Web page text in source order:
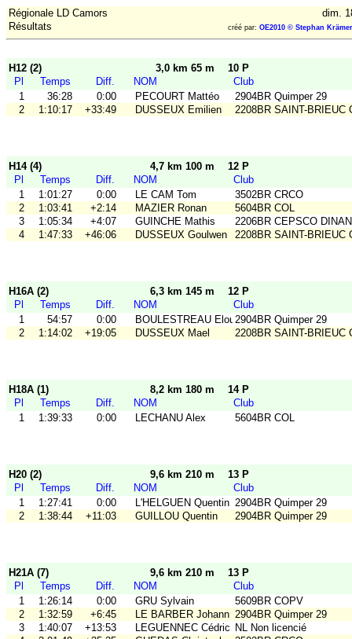
Régionale LD Camors
dim.
Résultats
créé par: OE2010 © Stephan
H12 (2) 3,0 km 65 m
10 P
Pl
Temps Diff. NOM
Club
1
36:28 0:00 PECOURT Mattéo
2904BR Quimper 29
2
1:10:17 +33:49 DUSSEUX Emilien 2208BR SAINT-BRIEUC
H14 (4) 4,7 km 100 m
12 P
Pl
Temps Diff. NOM
Club
1
1:01:27 0:00 LE CAM Tom
3502BR CRCO
2
1:03:41 +2:14 MAZIER Ronan
5604BR COL
3
1:05:34 +4:07 GUINCHE Mathis
2206BR CEPSCO DINAN
4
1:47:33 +46:06 DUSSEUX Goulwen 2208BR SAINT-BRIEUC
H16A (2) 6,3 km 145 m
12 P
Pl
Temps Diff. NOM
Club
1
54:57 0:00 BOULESTREAU Elouan2904BR Quimper 29
2
1:14:02 +19:05 DUSSEUX Mael 2208BR SAINT-BRIEUC
H18A (1) 8,2 km 180 m
14 P
Pl
Temps Diff. NOM
Club
1
1:39:33 0:00 LECHANU Alex 5604BR COL
H20 (2) 9,6 km 210 m
13 P
Pl
Temps Diff. NOM
Club
1
1:27:41 0:00 L'HELGUEN Quentin 2904BR Quimper 29
2
1:38:44 +11:03 GUILLOU Quentin 2904BR Quimper 29
H21A (7) 9,6 km 210 m
13 P
Pl
Temps Diff. NOM
Club
1
1:26:14 0:00 GRU Sylvain
5609BR COPV
2
1:32:59 +6:45 LE BARBER Johann 2904BR Quimper 29
3
1:40:07 +13:53 LEGUENNEC Cédric NL Non licencié